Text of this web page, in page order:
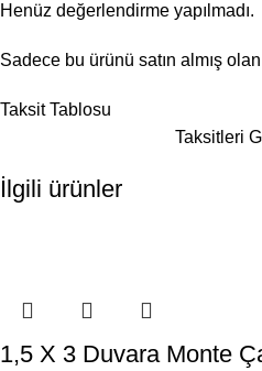
Henüz değerlendirme yapılmadı.
Sadece bu ürünü satın almış
Taksit Tablosu
Taksitleri
İlgili ürünler
1,5 X 3 Duvara Monte